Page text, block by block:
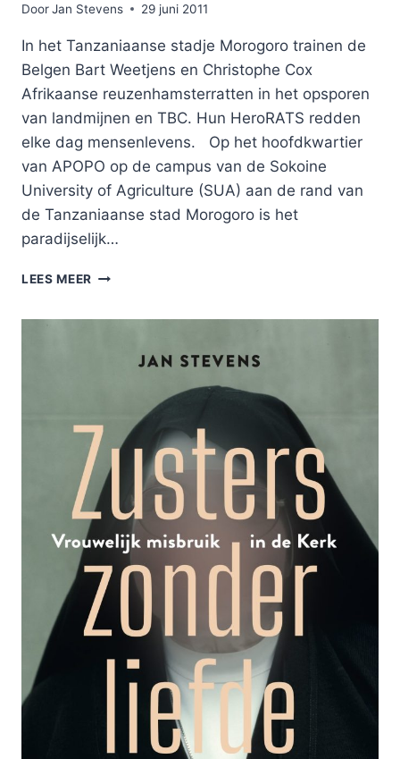
DoorJan Stevens 29 juni 2011
In het Tanzaniaanse stadje Morogoro trainen de
Belgen Bart Weetjens en Christophe Cox
Afrikaanse reuzenhamsterratten in het opsporen
van landmijnen en TBC. Hun HeroRATS redden
elke dag mensenlevens. Op het hoofdkwartier
van APOPO op de campus van de Sokoine
University of Agriculture (SUA) aan de rand van
de Tanzaniaanse stad Morogoro is het
paradijselijk…
LEES MEER HERORATS